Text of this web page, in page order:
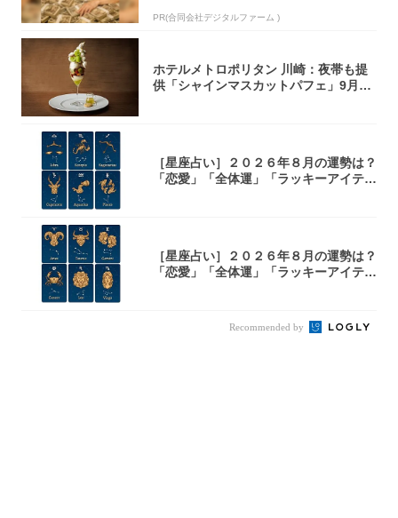
PR(合同会社デジタルファーム )
ホテルメトロポリタン 川崎：夜帯も提
供「シャインマスカットパフェ」9月1
［星座占い］２０２６年８月の運勢は？
「恋愛」「全体運」「ラッキーアイテ
［星座占い］２０２６年８月の運勢は？
「恋愛」「全体運」「ラッキーアイテ
Recommended by